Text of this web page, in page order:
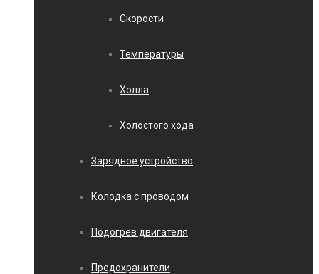
Скорости
Температуры
Холла
Холостого хода
Зарядное устройство
Колодка с проводом
Подогрев двигателя
Предохранители